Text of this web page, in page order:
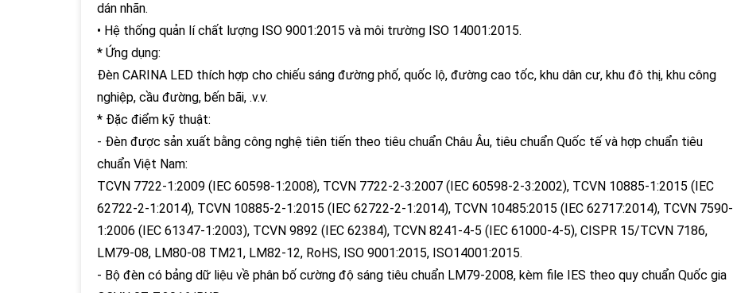
dán nhãn.
• Hệ thống quản lí chất lượng ISO 9001:2015 và môi trường ISO 14001:2015.
* Ứng dụng:
Đèn CARINA LED thích hợp cho chiếu sáng đường phố, quốc lộ, đường cao tốc, khu dân cư, khu đô thị, khu công
nghiệp, cầu đường, bến bãi, .v.v.
* Đặc điểm kỹ thuật:
- Đèn được sản xuất bằng công nghệ tiên tiến theo tiêu chuẩn Châu Âu, tiêu chuẩn Quốc tế và hợp chuẩn tiêu
chuẩn Việt Nam:
TCVN 7722-1:2009 (IEC 60598-1:2008), TCVN 7722-2-3:2007 (IEC 60598-2-3:2002), TCVN 10885-1:2015 (IEC
62722-2-1:2014), TCVN 10885-2-1:2015 (IEC 62722-2-1:2014), TCVN 10485:2015 (IEC 62717:2014), TCVN 7590-
1:2006 (IEC 61347-1:2003), TCVN 9892 (IEC 62384), TCVN 8241-4-5 (IEC 61000-4-5), CISPR 15/TCVN 7186,
LM79-08, LM80-08 TM21, LM82-12, RoHS, ISO 9001:2015, ISO14001:2015.
- Bộ đèn có bảng dữ liệu về phân bố cường độ sáng tiêu chuẩn LM79-2008, kèm file IES theo quy chuẩn Quốc gia